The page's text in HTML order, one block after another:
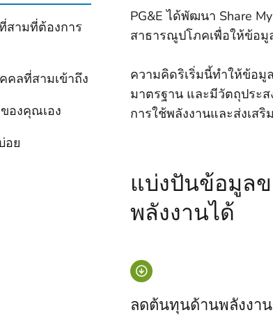
สามที่ต้องการ
ลที่สามเข้าถึง
องคุณเอง
อย
PG&E ได้พัฒนา Share
สาธารณูปโภคเพื่อให้ข้อมู
ความคิดริเริ่มนี้ทําให้ข้อมู
มาตรฐาน และมีวัตถุประ
การใช้พลังงานและส่งเส
แบ่งปันข้อมูล
พลังงานได้
ลดต้นทุนด้านพลังงา